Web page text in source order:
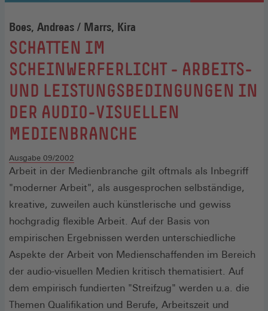
Boes, Andreas / Marrs, Kira
:
SCHATTEN IM
SCHEINWERFERLICHT - ARBEITS-
UND LEISTUNGSBEDINGUNGEN IN
DER AUDIO-VISUELLEN
MEDIENBRANCHE
Ausgabe 09/2002
Arbeit in der Medienbranche gilt oftmals als Inbegriff
"moderner Arbeit", als ausgesprochen selbständige,
kreative, zuweilen auch künstlerische und gewiss
hochgradig flexible Arbeit. Auf der Basis von
empirischen Ergebnissen werden unterschiedliche
Aspekte der Arbeit von Medienschaffenden im Bereich
der audio-visuellen Medien kritisch thematisiert. Auf
dem empirisch fundierten "Streifzug" werden u.a. die
Themen Qualifikation und Berufe, Arbeitszeit und